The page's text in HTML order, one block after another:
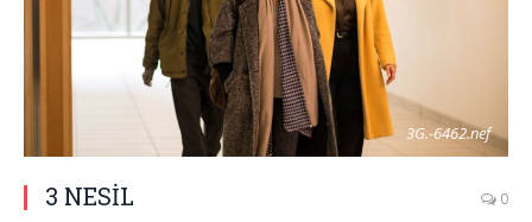
3G.-6462.nef
3 NESİL 0